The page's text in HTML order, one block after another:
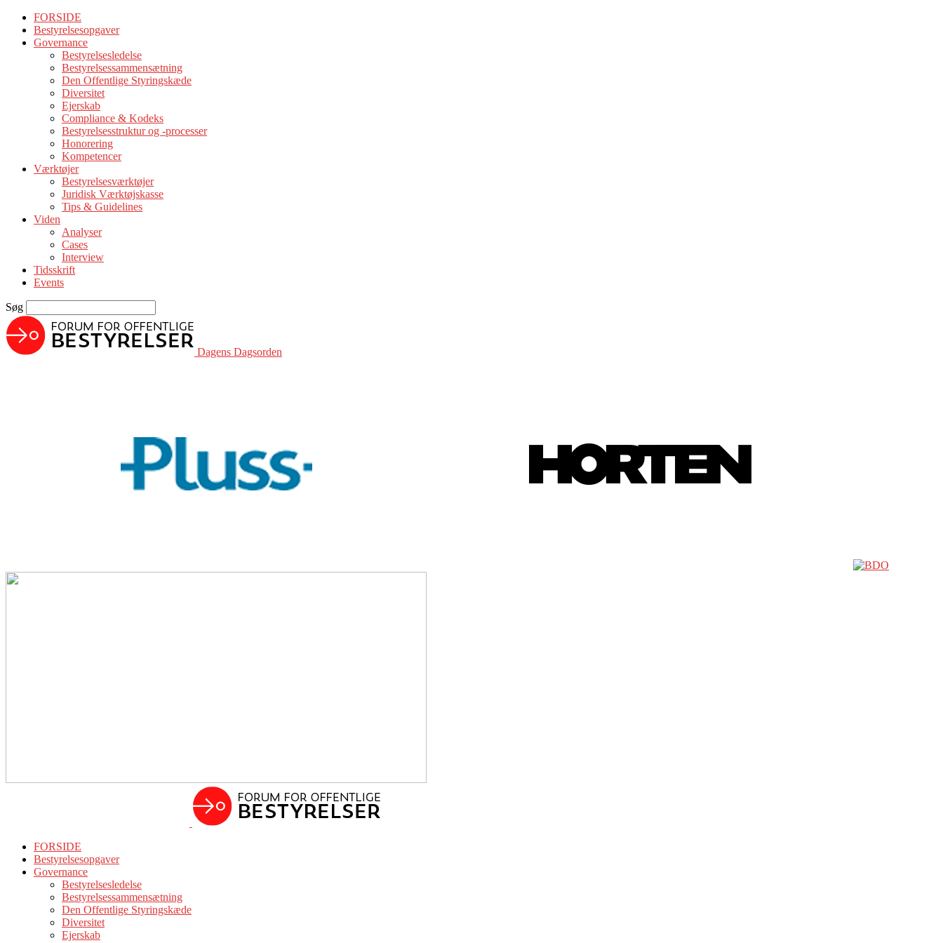
FORSIDE
Bestyrelsesopgaver
Governance
Bestyrelsesledelse
Bestyrelsessammensætning
Den Offentlige Styringskæde
Diversitet
Ejerskab
Compliance & Kodeks
Bestyrelsesstruktur og -processer
Honorering
Kompetencer
Værktøjer
Bestyrelsesværktøjer
Juridisk Værktøjskasse
Tips & Guidelines
Viden
Analyser
Cases
Interview
Tidsskrift
Events
Søg
Dagens Dagsorden
FORSIDE
Bestyrelsesopgaver
Governance
Bestyrelsesledelse
Bestyrelsessammensætning
Den Offentlige Styringskæde
Diversitet
Ejerskab